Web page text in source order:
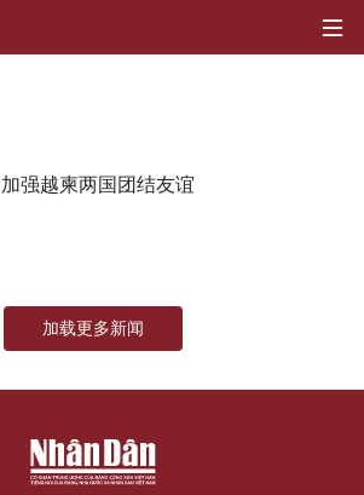
社会
环保
文化
加强越柬两国团结友谊
加载更多新闻